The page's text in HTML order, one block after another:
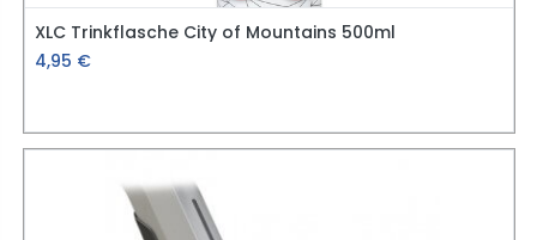
XLC Trinkflasche City of Mountains 500ml
4,95 €